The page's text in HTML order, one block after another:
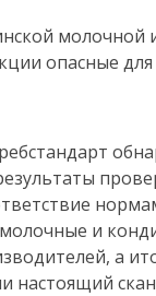
и
а
настоящий